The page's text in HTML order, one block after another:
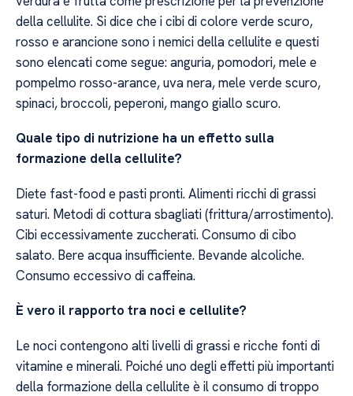
della cellulite. Si dice che i cibi di colore verde scuro,
rosso e arancione sono i nemici della cellulite e questi
sono elencati come segue: anguria, pomodori, mele e
pompelmo rosso-arance, uva nera, mele verde scuro,
spinaci, broccoli, peperoni, mango giallo scuro.
Quale tipo di nutrizione ha un effetto sulla
formazione della cellulite?
Diete fast-food e pasti pronti. Alimenti ricchi di grassi
saturi. Metodi di cottura sbagliati (frittura/arrostimento).
Cibi eccessivamente zuccherati. Consumo di cibo
salato. Bere acqua insufficiente. Bevande alcoliche.
Consumo eccessivo di caffeina.
È vero il rapporto tra noci e cellulite?
Le noci contengono alti livelli di grassi e ricche fonti di
vitamine e minerali. Poiché uno degli effetti più importanti
della formazione della cellulite è il consumo di troppo